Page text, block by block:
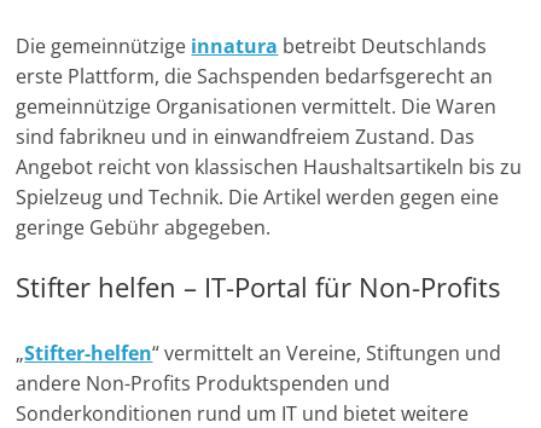
Die gemeinnützige innatura betreibt Deutschlands
erste Plattform, die Sachspenden bedarfsgerecht an
gemeinnützige Organisationen vermittelt. Die Waren
sind fabrikneu und in einwandfreiem Zustand. Das
Angebot reicht von klassischen Haushaltsartikeln bis zu
Spielzeug und Technik. Die Artikel werden gegen eine
geringe Gebühr abgegeben.
Stifter helfen – IT-Portal für Non-Profits
„Stifter-helfen“ vermittelt an Vereine, Stiftungen und
andere Non-Profits Produktspenden und
Sonderkonditionen rund um IT und bietet weitere